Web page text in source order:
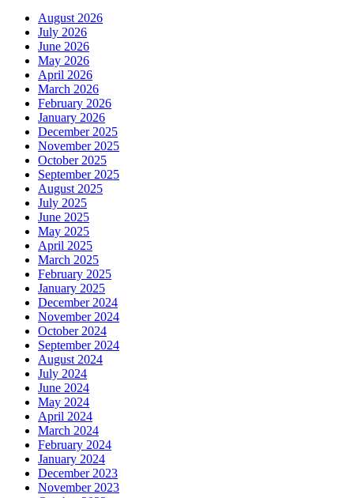
August 2026
July 2026
June 2026
May 2026
April 2026
March 2026
February 2026
January 2026
December 2025
November 2025
October 2025
September 2025
August 2025
July 2025
June 2025
May 2025
April 2025
March 2025
February 2025
January 2025
December 2024
November 2024
October 2024
September 2024
August 2024
July 2024
June 2024
May 2024
April 2024
March 2024
February 2024
January 2024
December 2023
November 2023